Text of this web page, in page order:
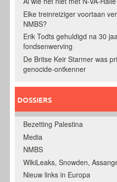
Elke treinreiziger voortaan
NMBS?
Erik Todts gehuldigd na 30
fondsenwerving
De Britse Keir Starmer was
genocide-ontkenner
DOSSIERS
Bezetting Palestina
Media
NMBS
WikiLeaks, Snowden,
Nieuw links in Europa